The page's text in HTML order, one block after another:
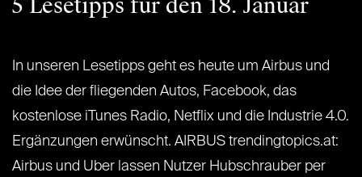
5 Lesetipps für den 18. Januar
In unseren Lesetipps geht es heute um Airbus und
die Idee der fliegenden Autos, Facebook, das
kostenlose iTunes Radio, Netflix und die Industrie 4.0.
Ergänzungen erwünscht. AIRBUS trendingtopics.at:
Airbus und Uber lassen Nutzer Hubschrauber per